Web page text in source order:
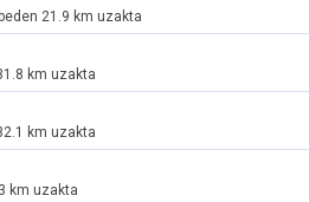
21.9 km uzakta
km uzakta
km uzakta
km uzakta